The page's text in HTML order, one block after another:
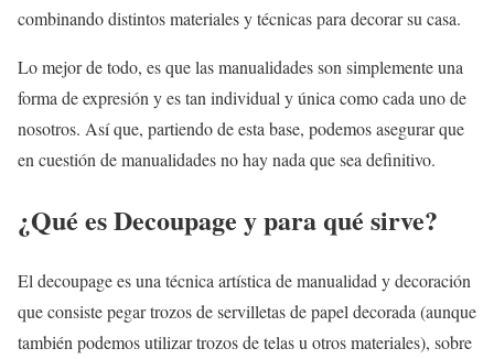
combinando distintos materiales y técnicas para decorar su casa.
Lo mejor de todo, es que las manualidades son simplemente una
forma de expresión y es tan individual y única como cada uno de
nosotros. Así que, partiendo de esta base, podemos asegurar que
en cuestión de manualidades no hay nada que sea definitivo.
¿Qué es Decoupage y para qué sirve?
El decoupage es una técnica artística de manualidad y decoración
que consiste pegar trozos de servilletas de papel decorada (aunque
también podemos utilizar trozos de telas u otros materiales), sobre